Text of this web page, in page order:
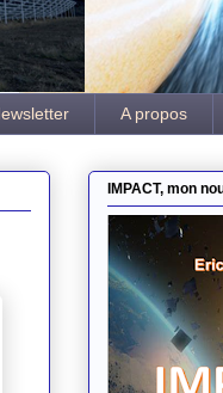
A propos
IMPACT, mon